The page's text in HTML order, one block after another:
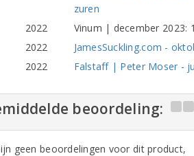
zuren
2022
Vinum | december 2023:
2022
JamesSuckling.com -
2022
Falstaff | Peter Moser -
beoordeling:
geen beoordelingen voor dit product,